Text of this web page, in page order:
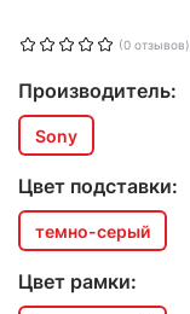
(0 отзывов)
Производитель:
Sony
Цвет подставки:
темно-серый
Цвет рамки: